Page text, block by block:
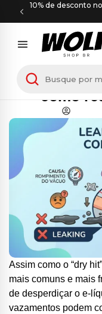
10% de desconto
Pod
como
Assim como o “dry
mais comuns e mais
de desperdiçar o e-
vazamentos podem